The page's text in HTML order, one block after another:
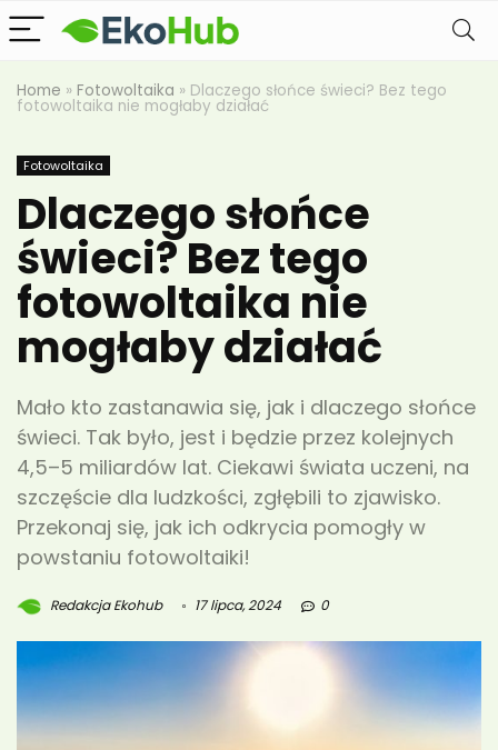
Home » Fotowoltaika » Dlaczego słońce świeci? Bez tego
fotowoltaika nie mogłaby działać
Fotowoltaika
Dlaczego słońce
świeci? Bez tego
fotowoltaika nie
mogłaby działać
Mało kto zastanawia się, jak i dlaczego słońce
świeci. Tak było, jest i będzie przez kolejnych
4,5–5 miliardów lat. Ciekawi świata uczeni, na
szczęście dla ludzkości, zgłębili to zjawisko.
Przekonaj się, jak ich odkrycia pomogły w
powstaniu fotowoltaiki!
Redakcja Ekohub 17 lipca, 2024 0